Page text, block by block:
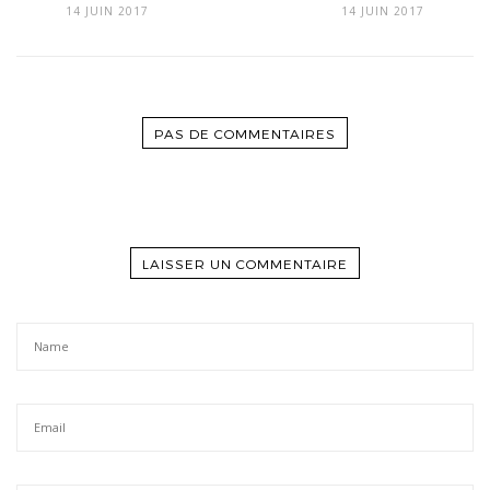
14 JUIN 2017 14 JUIN 2017
PAS DE COMMENTAIRES
LAISSER UN COMMENTAIRE